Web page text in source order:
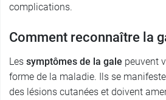
complications.
Comment reconnaître la
Les symptômes de la gale peuvent
forme de la maladie. Ils se
des lésions cutanées et doivent